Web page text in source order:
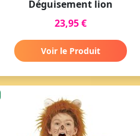
Déguisement lion
23,95 €
Voir le Produit